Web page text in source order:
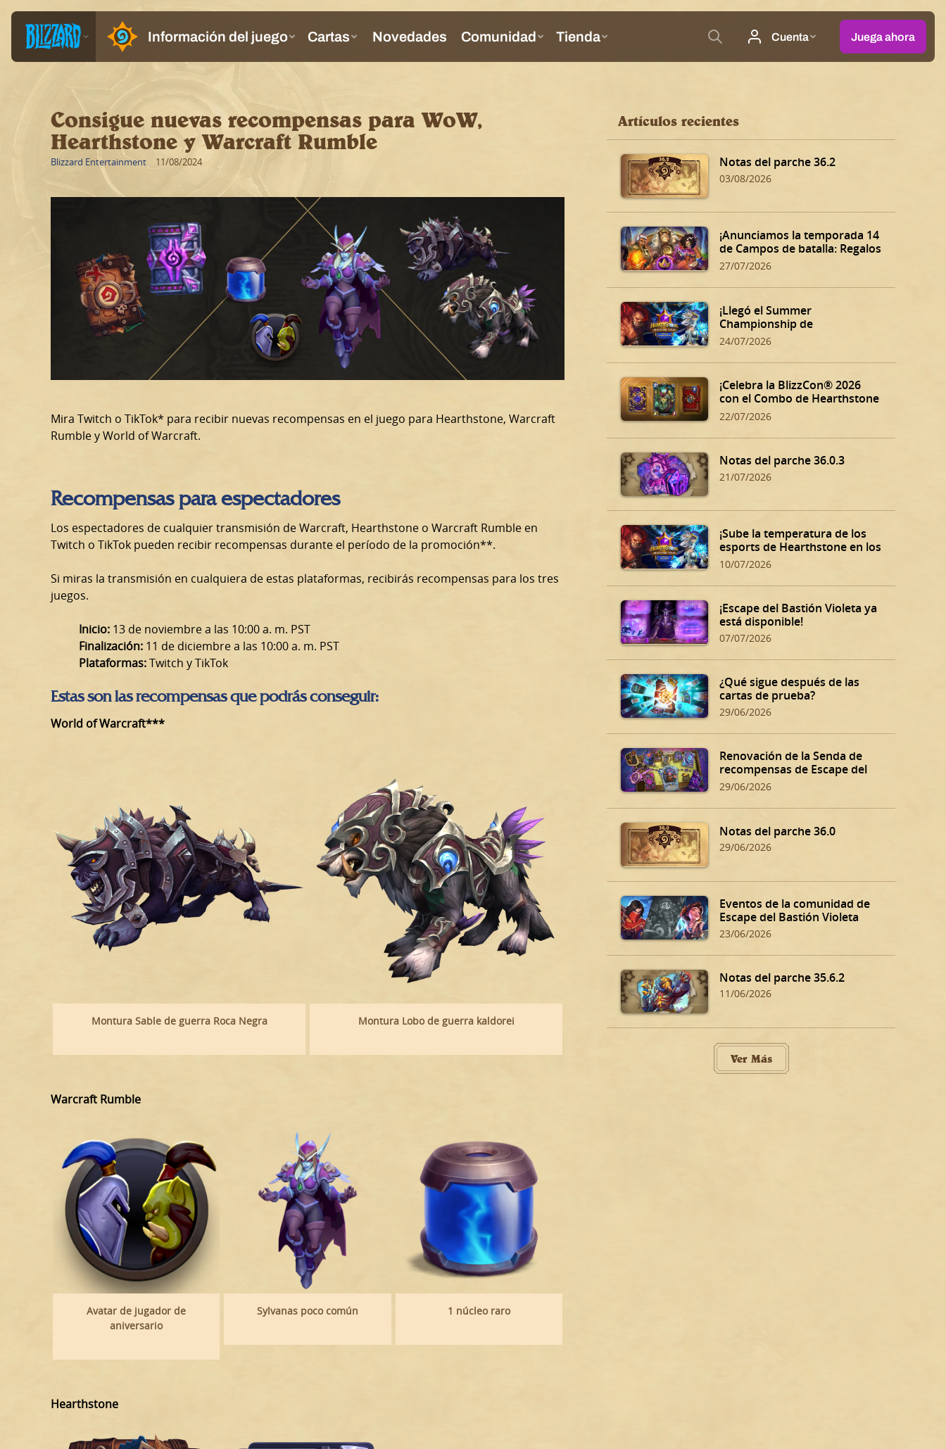
Consigue nuevas recompensas para WoW,
Hearthstone y Warcraft Rumble
Blizzard Entertainment 11/08/2024
Mira Twitch o TikTok* para recibir nuevas recompensas en el juego para Hearthstone, Warcraft
Rumble y World of Warcraft.
Recompensas para espectadores
Los espectadores de cualquier transmisión de Warcraft, Hearthstone o Warcraft Rumble en
Twitch o TikTok pueden recibir recompensas durante el período de la promoción**.
Si miras la transmisión en cualquiera de estas plataformas, recibirás recompensas para los tres
juegos.
Inicio: 13 de noviembre a las 10:00 a. m. PST
Finalización: 11 de diciembre a las 10:00 a. m. PST
Plataformas:Twitch y TikTok
Estas son las recompensas que podrás conseguir:
World of Warcraft***
Montura Sable de guerra Roca Negra Montura Lobo de guerra kaldorei
Warcraft Rumble
Avatar de jugador de
aniversario
Sylvanas poco común 1 núcleo raro
Hearthstone
Artículos recientes
Notas del parche 36.2
03/08/2026
¡Anunciamos la temporada 14
de Campos de batalla: Regalos
oscuros de Dalaran!
27/07/2026
¡Llegó el Summer
Championship de
Hearthstone!
24/07/2026
¡Celebra la BlizzCon® 2026
con el Combo de Hearthstone
BlizzCon!
22/07/2026
Notas del parche 36.0.3
21/07/2026
¡Sube la temperatura de los
esports de Hearthstone en los
Summer Playoffs!
10/07/2026
¡Escape del Bastión Violeta ya
está disponible!
07/07/2026
¿Qué sigue después de las
cartas de prueba?
29/06/2026
Renovación de la Senda de
recompensas de Escape del
Bastión Violeta
29/06/2026
Notas del parche 36.0
29/06/2026
Eventos de la comunidad de
Escape del Bastión Violeta
23/06/2026
Notas del parche 35.6.2
11/06/2026
Ver Más